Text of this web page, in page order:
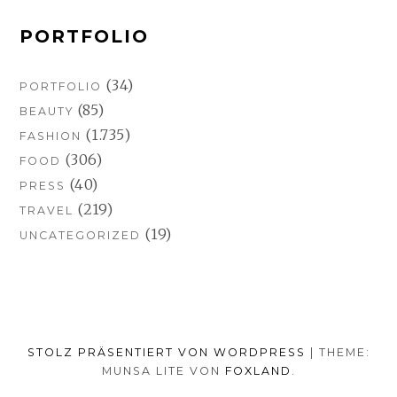
PORTFOLIO
PORTFOLIO (34)
BEAUTY (85)
FASHION (1.735)
FOOD (306)
PRESS (40)
TRAVEL (219)
UNCATEGORIZED (19)
STOLZ PRÄSENTIERT VON WORDPRESS
THEME:
MUNSA LITE VON FOXLAND